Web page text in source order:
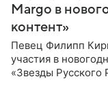
Margo в
контент»
Певец Филипп
участия в
«Звезды Русского